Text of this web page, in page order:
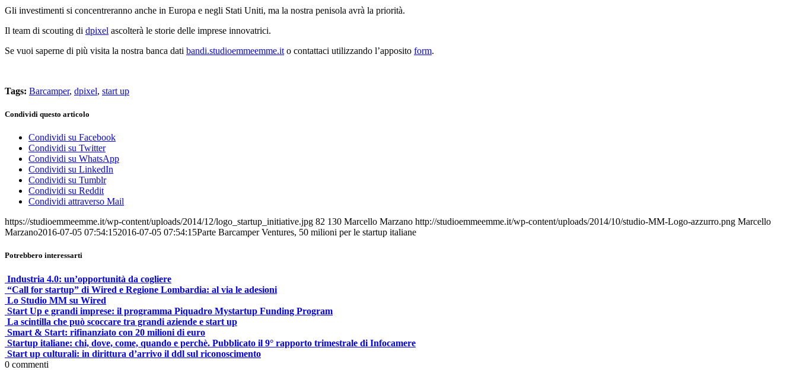
Gli investimenti si concentreranno anche in Europa e negli Stati Uniti, ma la nostra penisola avrà la priorità.
Il team di scouting di dpixel ascolterà le storie delle imprese innovatrici.
Se vuoi saperne di più visita la nostra banca dati bandi.studioemmeemme.it o contattaci utilizzando l’apposito form.
Tags: Barcamper, dpixel, start up
Condividi questo articolo
Condividi su Facebook
Condividi su Twitter
Condividi su WhatsApp
Condividi su LinkedIn
Condividi su Tumblr
Condividi su Reddit
Condividi attraverso Mail
https://studioemmeemme.it/wp-content/uploads/2014/12/logo_startup_initiative.jpg 82 130 Marcello Marzano http://studioemmeemme.it/wp-content/uploads/2014/10/studio-MM-Logo-azzurro.png Marcello
Marzano2016-07-05 07:54:152016-07-05 07:54:15Parte Barcamper Ventures, 50 milioni per le startup italiane
Potrebbero interessarti
Industria 4.0: un’opportunità da cogliere
“Call for startup” di Wired e Regione Lombardia: al via le adesioni
Lo Studio MM su Wired
Start Up e grandi imprese: il programma Piquadro Mystartup Funding Program
La scintilla che può scoccare tra grandi aziende e start up
Smart & Start: rifinanziato con 20 milioni di euro
Startup italiane: chi, dove, come, quando e perchè. Pubblicato il 9° rapporto trimestrale di Infocamere
Start up culturali: in dirittura d’arrivo il ddl sul riconoscimento
0 commenti